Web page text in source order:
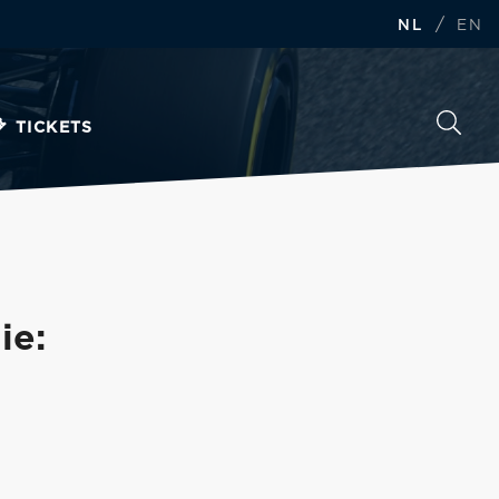
NL / EN
TICKETS